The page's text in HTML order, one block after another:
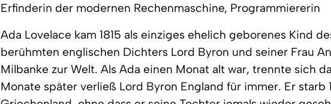
Erfinderin der modernen Rechenmaschine, Programmiererin
Ada Lovelace kam 1815 als einziges ehelich geborenes Kind
berühmten englischen Dichters Lord Byron und seiner Frau
Milbanke zur Welt. Als Ada einen Monat alt war, trennte sich
Monate später verließ Lord Byron England für immer. Er starb